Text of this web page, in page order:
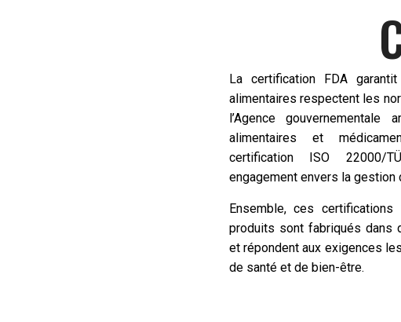
La certification FDA
alimentaires respectent les
l’Agence gouvernementale
alimentaires et
certification ISO 22000/
engagement envers la gestion
Ensemble, ces
produits sont fabriqués dans
et répondent aux exigences
de santé et de bien-être.